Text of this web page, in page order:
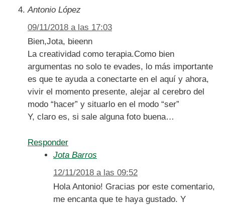
Antonio López
09/11/2018 a las 17:03
Bien,Jota, bieenn
La creatividad como terapia.Como bien
argumentas no solo te evades, lo más importante
es que te ayuda a conectarte en el aquí y ahora,
vivir el momento presente, alejar al cerebro del
modo “hacer” y situarlo en el modo “ser”
Y, claro es, si sale alguna foto buena…
Responder
Jota Barros
12/11/2018 a las 09:52
Hola Antonio! Gracias por este comentario,
me encanta que te haya gustado. Y